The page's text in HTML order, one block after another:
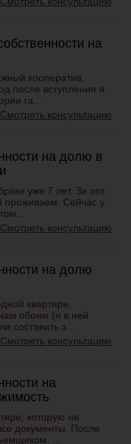
на
кооператив,
после вступления я
га...
Смотреть консультацию
на долю в
уже 7 лет. За это
проживаем. Сейчас у
Смотреть консультацию
на долю
квартире,
обоим (я в ней
составить з...
Смотреть консультацию
на
которую не
документы. После
...